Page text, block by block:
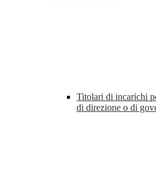
Titolari di incarichi
di direzione o di